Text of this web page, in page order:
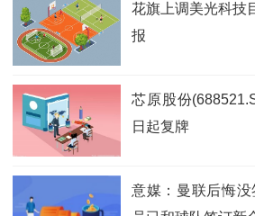
花旗上调美光科技
报
芯原股份
日起复牌
意媒：曼联后悔没